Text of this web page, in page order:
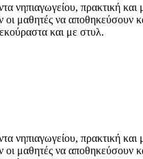
νηπιαγωγείου, πρακτική
οι μαθητές να αποθηκεύσουν
και με στυλ.
νηπιαγωγείου, πρακτική
οι μαθητές να αποθηκεύσουν